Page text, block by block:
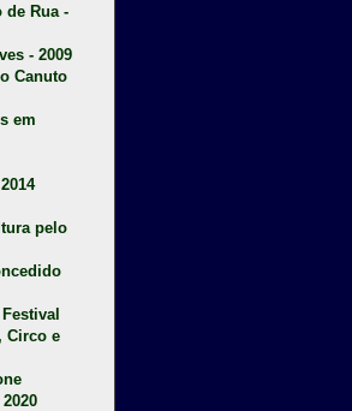
de Rua -
- 2009
Canuto
em
pelo
Circo e